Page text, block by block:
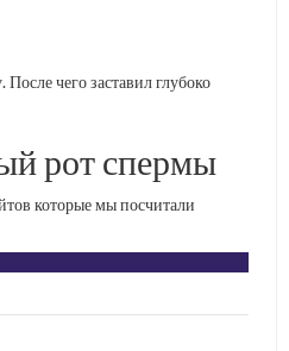
чего заставил глубоко
рот спермы
которые мы посчитали